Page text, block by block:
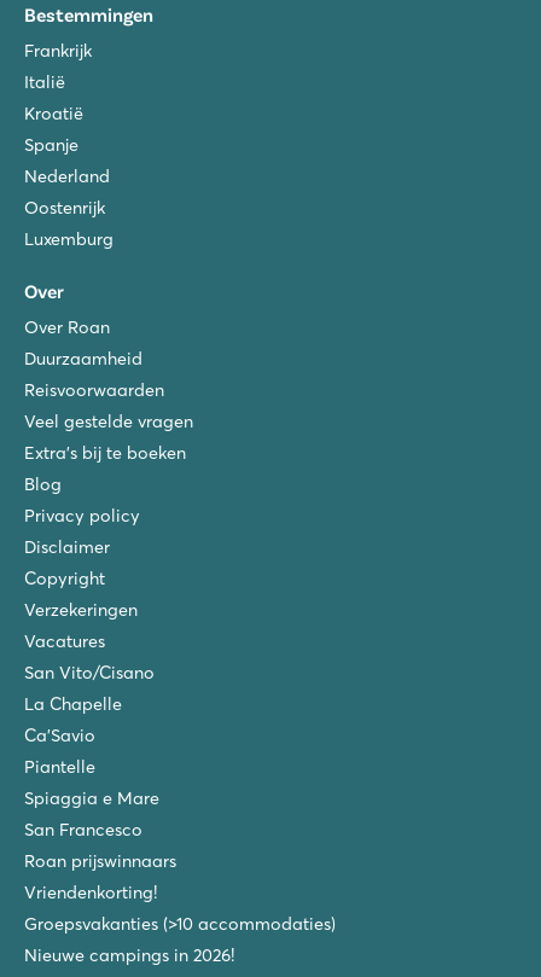
Bestemmingen
Frankrijk
Italië
Kroatië
Spanje
Nederland
Oostenrijk
Luxemburg
Over
Over Roan
Duurzaamheid
Reisvoorwaarden
Veel gestelde vragen
Extra's bij te boeken
Blog
Privacy policy
Disclaimer
Copyright
Verzekeringen
Vacatures
San Vito/Cisano
La Chapelle
Ca'Savio
Piantelle
Spiaggia e Mare
San Francesco
Roan prijswinnaars
Vriendenkorting!
Groepsvakanties (>10 accommodaties)
Nieuwe campings in 2026!